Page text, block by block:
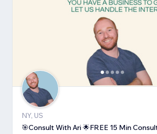
NY, US
🎯Consult With Ari 🌟FREE 15 Min